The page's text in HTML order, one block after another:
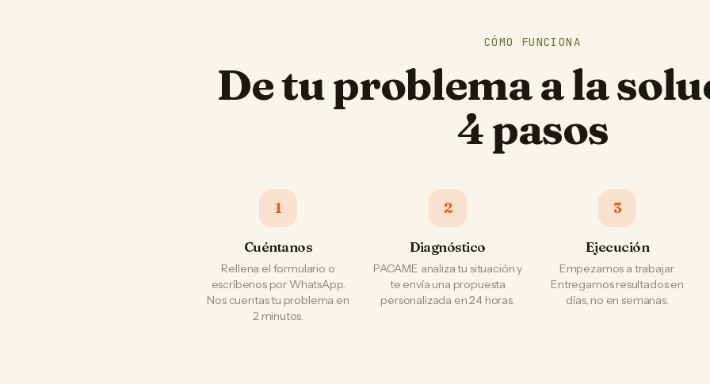
CÓMO FUNCIONA
De tu problema a la
4 pasos
1
Cuéntanos
Rellena el formulario o
escríbenos por WhatsApp.
Nos cuentas tu problema en
2 minutos.
2
Diagnóstico
PACAME analiza tu situación y
te envía una propuesta
personalizada en 24 horas.
3
Ejecución
Empezamos a trabajar.
Entregamos resultados en
días, no en semanas.